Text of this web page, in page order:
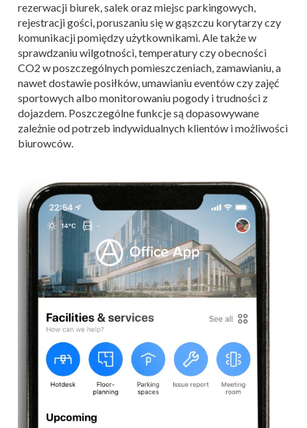
rezerwacji biurek, salek oraz miejsc parkingowych,
rejestracji gości, poruszaniu się w gąszczu korytarzy czy
komunikacji pomiędzy użytkownikami. Ale także w
sprawdzaniu wilgotności, temperatury czy obecności
CO2 w poszczególnych pomieszczeniach, zamawianiu, a
nawet dostawie posiłków, umawianiu eventów czy zajęć
sportowych albo monitorowaniu pogody i trudności z
dojazdem. Poszczególne funkcje są dopasowywane
zależnie od potrzeb indywidualnych klientów i możliwości
biurowców.